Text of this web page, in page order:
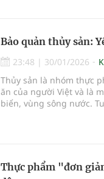
Bảo quản thủy sản:
23:48 | 30/01/2026
Thủy sản là nhóm thực
ăn của người Việt và là
biển, vùng sông nước.
Thực phẩm "đơn